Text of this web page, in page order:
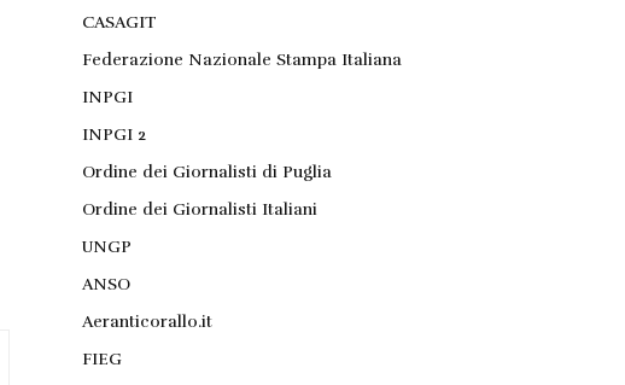
CASAGIT
Federazione Nazionale Stampa Italiana
INPGI
INPGI 2
Ordine dei Giornalisti di Puglia
Ordine dei Giornalisti Italiani
UNGP
ANSO
Aeranticorallo.it
FIEG